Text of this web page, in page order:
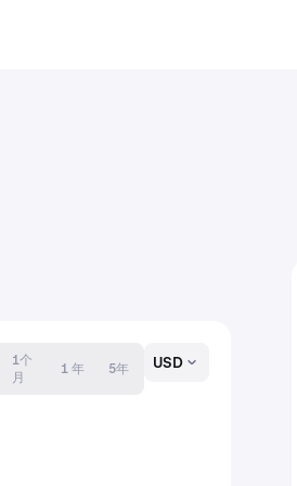
1个
月
1 年 5年 USD